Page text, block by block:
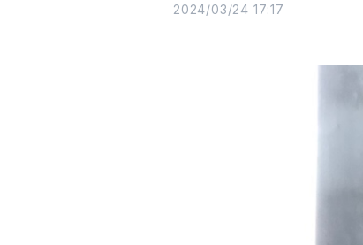
2024/03/24 17:17